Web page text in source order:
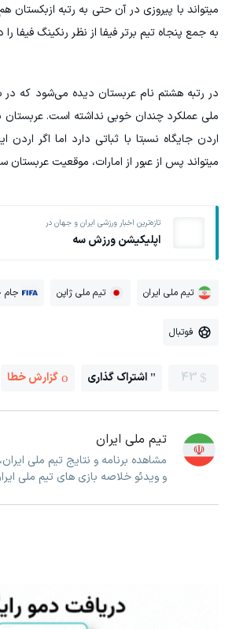
میتواند با پیروزی در آن حتی به رتبه
به جمع پنجاه تیم برتر فیفا از نظر رنکینگ فیفا
در رتبه هشتم نام عربستان دیده می‌شود که در
اردن جایگاه نسبتا با ثباتی دارد اما اگر اردن
میتواند پس از عبور از امارات، موقعیت
تازه‌ترین اخبار ورزشی ایران و جهان در
اپلیکیشن ورزش سه
تیم ملی ایران تیم ملی ژاپن جام
فوتبال
43 اشتراک گذاری گزارش خطا
تیم ملی ایران
مشاهده برنامه و نتایج تیم ملی
و ویدئو خلاصه بازی های تیم ملی